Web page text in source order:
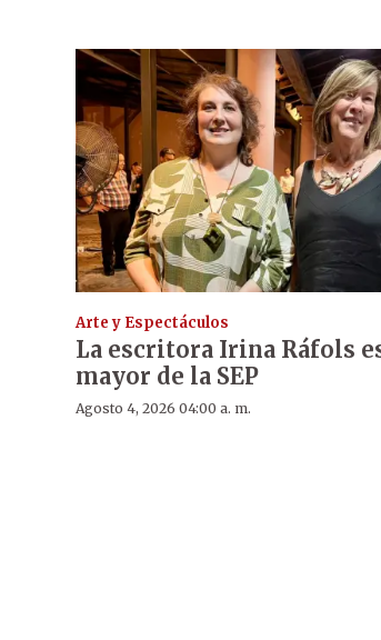
Arte y Espectáculos
La escritora Irina Ráfols
mayor de la SEP
Agosto 4, 2026 04:00 a. m.